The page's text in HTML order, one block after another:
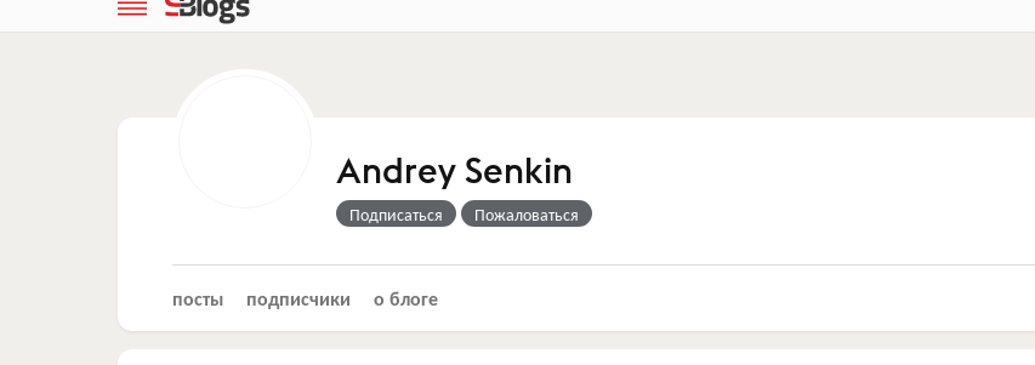
Andrey Senkin
Подписаться Пожаловаться
посты подписчики о блоге